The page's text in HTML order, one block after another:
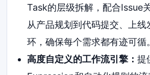
Task的层级拆解，配合Issue
从产品规划到代码提交、上线
环，确保每个需求都有迹可循。
高度自定义的工作流引擎： 提